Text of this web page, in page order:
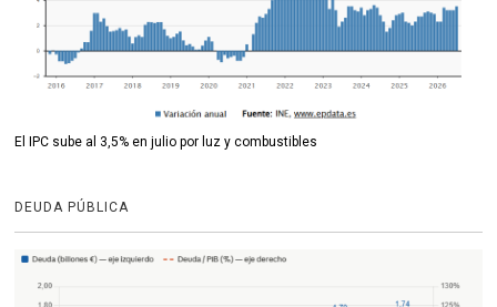
El IPC sube al 3,5% en julio por luz y combustibles
DEUDA PÚBLICA